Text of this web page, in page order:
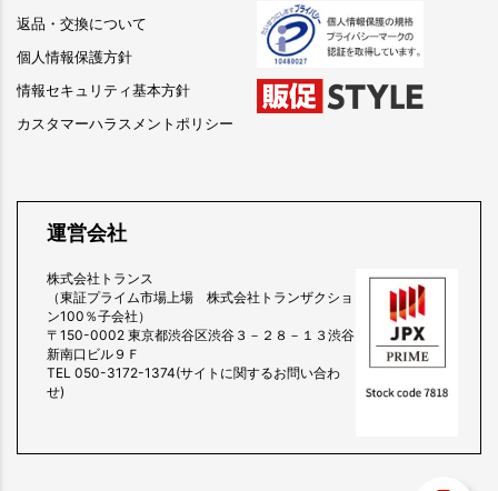
返品・交換について
個人情報保護方針
情報セキュリティ基本方針
カスタマーハラスメントポリシー
運営会社
株式会社トランス
（東証プライム市場上場 株式会社トランザクショ
ン100％子会社）
〒150-0002 東京都渋谷区渋谷３－２８－１３渋谷
新南口ビル９Ｆ
TEL 050-3172-1374(サイトに関するお問い合わ
せ)